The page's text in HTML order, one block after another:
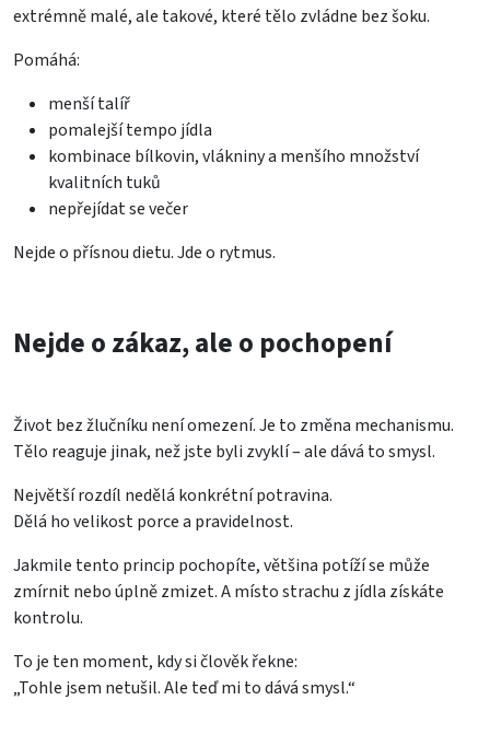
extrémně malé, ale takové, které tělo zvládne bez šoku.
Pomáhá:
menší talíř
pomalejší tempo jídla
kombinace bílkovin, vlákniny a menšího množství
kvalitních tuků
nepřejídat se večer
Nejde o přísnou dietu. Jde o rytmus.
Nejde o zákaz, ale o pochopení
Život bez žlučníku není omezení. Je to změna mechanismu.
Tělo reaguje jinak, než jste byli zvyklí – ale dává to smysl.
Největší rozdíl nedělá konkrétní potravina.
Dělá ho velikost porce a pravidelnost.
Jakmile tento princip pochopíte, většina potíží se může
zmírnit nebo úplně zmizet. A místo strachu z jídla získáte
kontrolu.
To je ten moment, kdy si člověk řekne:
„Tohle jsem netušil. Ale teď mi to dává smysl.“